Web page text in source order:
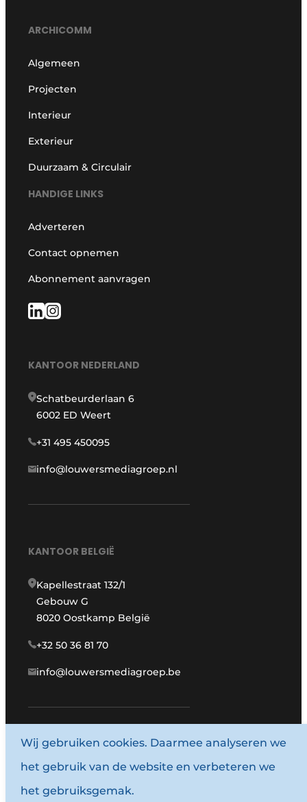
ARCHICOMM
Algemeen
Projecten
Interieur
Exterieur
Duurzaam & Circulair
HANDIGE LINKS
Adverteren
Contact opnemen
Abonnement aanvragen
KANTOOR NEDERLAND
Schatbeurderlaan 6
6002 ED Weert
+31 495 450095
info@louwersmediagroep.nl
KANTOOR BELGIË
Kapellestraat 132/1
Gebouw G
8020 Oostkamp België
+32 50 36 81 70
info@louwersmediagroep.be
www.louwersmediagroep.com
© 1987 - 2026 Louwersmediagroep.
Algemene voorwaarden
Wij gebruiken cookies. Daarmee analyseren we
het gebruik van de website en verbeteren we
het gebruiksgemak.